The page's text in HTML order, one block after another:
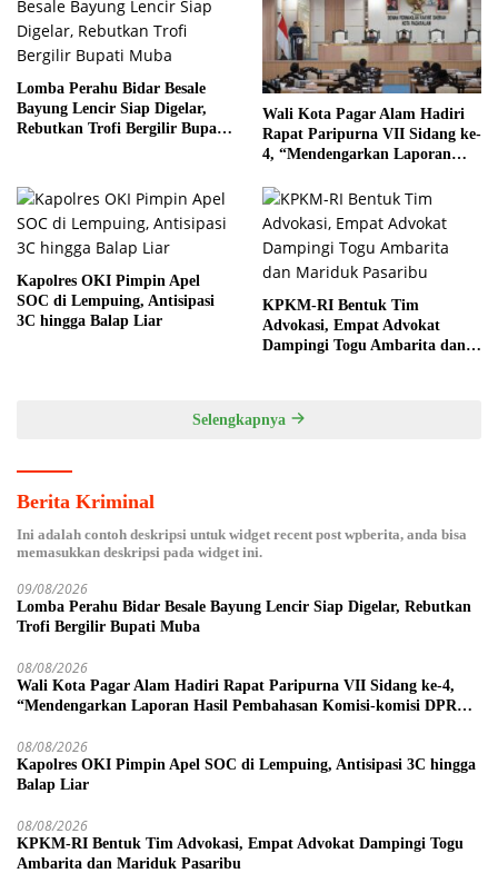
Lomba Perahu Bidar Besale
Bayung Lencir Siap Digelar,
Rebutkan Trofi Bergilir Bupati
Wali Kota Pagar Alam Hadiri
Rapat Paripurna VII Sidang ke-
4, “Mendengarkan Laporan
komisi DPRD Kota Pagar
Alam”
Kapolres OKI Pimpin Apel
SOC di Lempuing, Antisipasi
3C hingga Balap Liar
KPKM-RI Bentuk Tim
Advokasi, Empat Advokat
Dampingi Togu Ambarita dan
Selengkapnya
Berita Kriminal
Ini adalah contoh deskripsi untuk widget recent post wpberita, anda bisa
memasukkan deskripsi pada widget ini.
09/08/2026
Lomba Perahu Bidar Besale Bayung Lencir Siap Digelar, Rebutkan
Trofi Bergilir Bupati Muba
08/08/2026
Wali Kota Pagar Alam Hadiri Rapat Paripurna VII Sidang ke-4,
“Mendengarkan Laporan Hasil Pembahasan Komisi-komisi DPRD
08/08/2026
Kapolres OKI Pimpin Apel SOC di Lempuing, Antisipasi 3C hingga
Balap Liar
08/08/2026
KPKM-RI Bentuk Tim Advokasi, Empat Advokat Dampingi Togu
Ambarita dan Mariduk Pasaribu